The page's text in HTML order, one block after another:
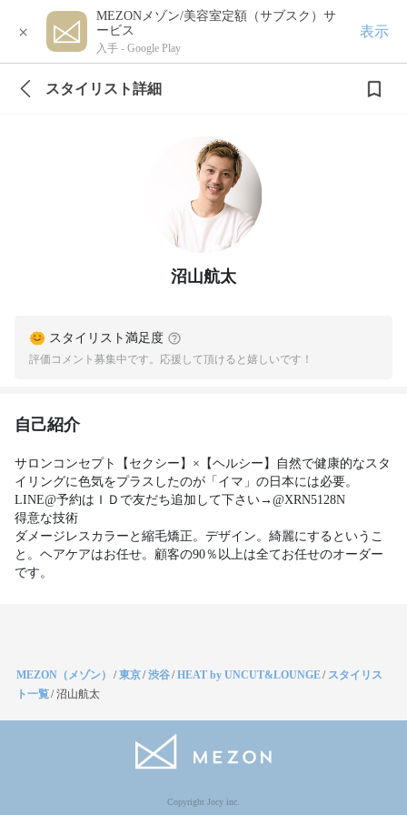
×
MEZONメゾン/美容室定額（サブスク）サ
ービス
入手 - Google Play
表示
スタイリスト詳細
沼山航太
スタイリスト満足度
評価コメント募集中です。応援して頂けると嬉しいです！
自己紹介
サロンコンセプト【セクシー】×【ヘルシー】自然で健康的なスタ
イリングに色気をプラスしたのが「イマ」の日本には必要。
LINE@予約はＩＤで友だち追加して下さい→@XRN5128N
得意な技術
ダメージレスカラーと縮毛矯正。デザイン。綺麗にするというこ
と。ヘアケアはお任せ。顧客の90％以上は全てお任せのオーダー
です。
MEZON（メゾン） /東京/渋谷/HEAT by UNCUT&LOUNGE/ スタイリス
ト一覧/沼山航太
Copyright Jocy inc.